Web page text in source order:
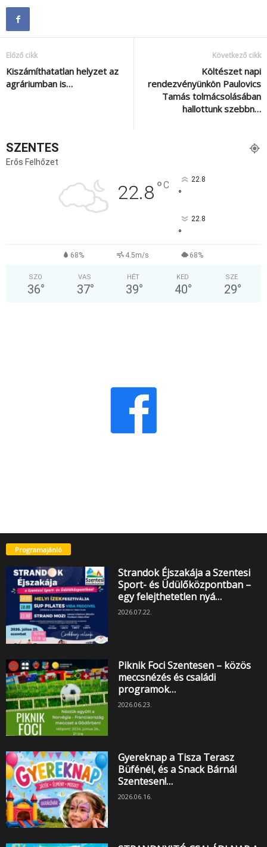
Előző cikk
Kiszámíthatatlan helyzet az
agráriumban is…
Következő cikk
Költészet napi
rendezvényünkön Paulovics
Tamás tolmácsolásában
hallottunk szebbn…
SZENTES
Erős Felhőzet
22.8°C 22.8
°
22.8
°
68% 4.5m/s 68%
SZO
36°
VAS
37°
HÉT
39°
KED
40°
SZE
29°
Programajánló
Strandok Éjszakája a Szentesi
Sport- és Üdülőközpontban –
egy felejthetetlen nyá…
2026.07.22.
Piknik Foci Szentesen – közös
meccsnézés és családi
programok…
2026.06.23.
Gyereknap a Tisza Terasz
Büfénél, és a Snack Bárnál
Szentesen!…
2026.06.16.